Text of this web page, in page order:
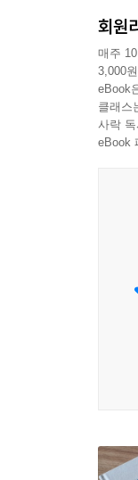
시공
삶을
밤 에
있어
『안
진지
한 달
빛나
회원
매주
3,000
eBook
클래스
사락
eBook